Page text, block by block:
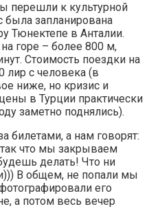
перешли к культурной
была запланирована
Тюнектепе в Анталии.
горе – более 800 м,
Стоимость поездки на
лир с человека (в
ниже, но кризис и
в Турции практически
заметно поднялись).
билетами, а нам говорят:
что мы закрываем
делать! Что ни
В общем, не попали мы
его
а потом весь вечер